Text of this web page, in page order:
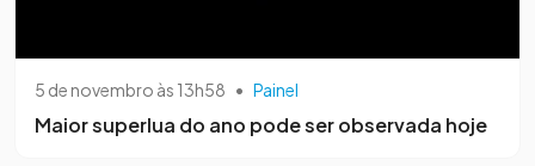
5 de novembro às 13h58 • Painel
Maior superlua do ano pode ser observada hoje